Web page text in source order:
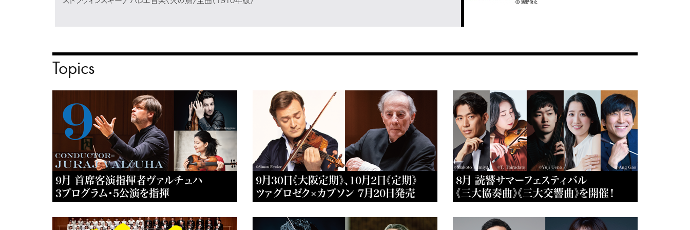
Topics
9月 首席客演指揮者ヴァルチュハ
3プログラム・5公演を指揮
9月30日《大阪定期》、10月2日《定期》
ツァグロゼク×カプソン 7月20日発売
8月 読響サマーフェスティバル
《三大協奏曲》《三大交響曲》を開催！